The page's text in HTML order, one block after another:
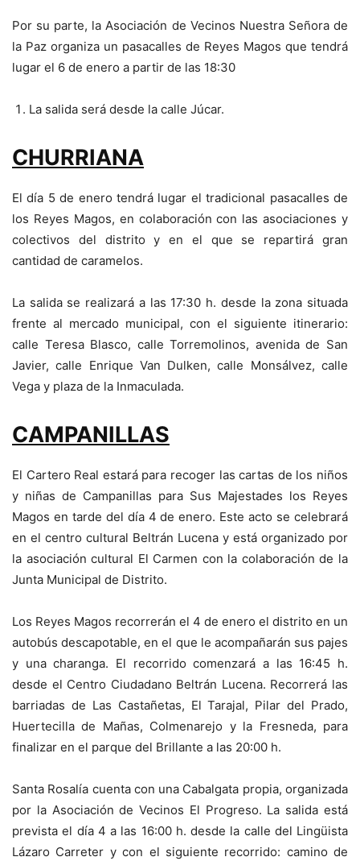
Por su parte, la Asociación de Vecinos Nuestra Señora de
la Paz organiza un pasacalles de Reyes Magos que tendrá
lugar el 6 de enero a partir de las 18:30
La salida será desde la calle Júcar.
CHURRIANA
El día 5 de enero tendrá lugar el tradicional pasacalles de
los Reyes Magos, en colaboración con las asociaciones y
colectivos del distrito y en el que se repartirá gran
cantidad de caramelos.
La salida se realizará a las 17:30 h. desde la zona situada
frente al mercado municipal, con el siguiente itinerario:
calle Teresa Blasco, calle Torremolinos, avenida de San
Javier, calle Enrique Van Dulken, calle Monsálvez, calle
Vega y plaza de la Inmaculada.
CAMPANILLAS
El Cartero Real estará para recoger las cartas de los niños
y niñas de Campanillas para Sus Majestades los Reyes
Magos en tarde del día 4 de enero. Este acto se celebrará
en el centro cultural Beltrán Lucena y está organizado por
la asociación cultural El Carmen con la colaboración de la
Junta Municipal de Distrito.
Los Reyes Magos recorrerán el 4 de enero el distrito en un
autobús descapotable, en el que le acompañarán sus pajes
y una charanga. El recorrido comenzará a las 16:45 h.
desde el Centro Ciudadano Beltrán Lucena. Recorrerá las
barriadas de Las Castañetas, El Tarajal, Pilar del Prado,
Huertecilla de Mañas, Colmenarejo y la Fresneda, para
finalizar en el parque del Brillante a las 20:00 h.
Santa Rosalía cuenta con una Cabalgata propia, organizada
por la Asociación de Vecinos El Progreso. La salida está
prevista el día 4 a las 16:00 h. desde la calle del Lingüista
Lázaro Carreter y con el siguiente recorrido: camino de